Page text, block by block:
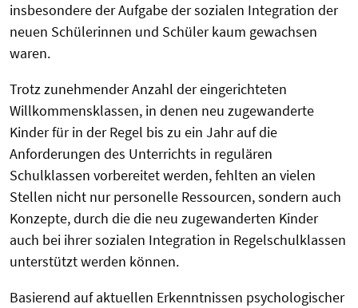
insbesondere der Aufgabe der sozialen Integration der
neuen Schülerinnen und Schüler kaum gewachsen
waren.
Trotz zunehmender Anzahl der eingerichteten
Willkommensklassen, in denen neu zugewanderte
Kinder für in der Regel bis zu ein Jahr auf die
Anforderungen des Unterrichts in regulären
Schulklassen vorbereitet werden, fehlten an vielen
Stellen nicht nur personelle Ressourcen, sondern auch
Konzepte, durch die die neu zugewanderten Kinder
auch bei ihrer sozialen Integration in Regelschulklassen
unterstützt werden können.
Basierend auf aktuellen Erkenntnissen psychologischer